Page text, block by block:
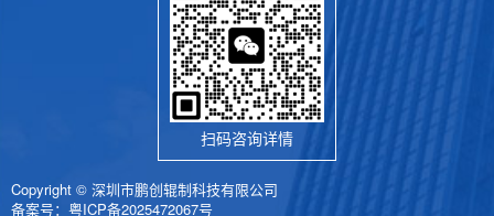
扫码咨询详情
Copyright © 深圳市鹏创辊制科技有限公司
备案号： 粤ICP备2025472067号